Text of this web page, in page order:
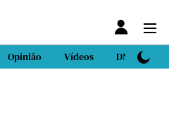
Opinião Vídeos DN Sport